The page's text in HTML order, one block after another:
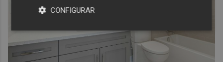
CONFIGURAR